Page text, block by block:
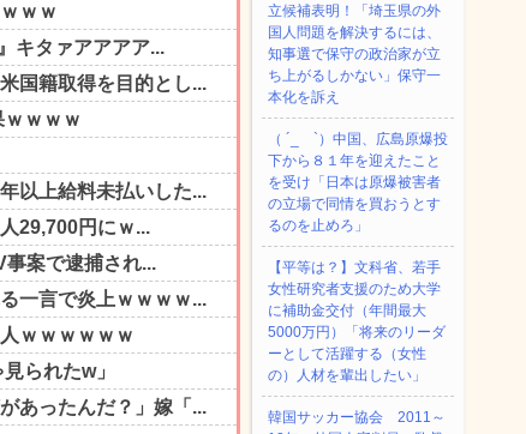
立候補表明！「埼玉県の外
国人問題を解決するには、
知事選で保守の政治家が立
ち上がるしかない」保守一
本化を訴え
（ ´_ゝ`）中国、広島原爆投
下から８１年を迎えたこと
を受け「日本は原爆被害者
の立場で同情を買おうとす
るのを止めろ」
【平等は？】文科省、若手
女性研究者支援のため大学
に補助金交付（年間最大
5000万円）「将来のリーダ
ーとして活躍する（女性
の）人材を輩出したい」
韓国サッカー協会 2011～